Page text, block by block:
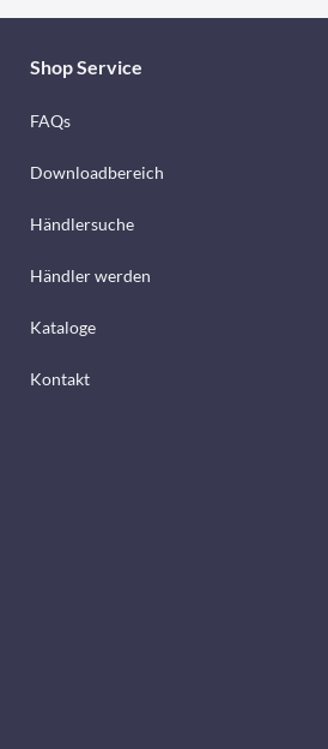
Shop Service
FAQs
Downloadbereich
Händlersuche
Händler werden
Kataloge
Kontakt